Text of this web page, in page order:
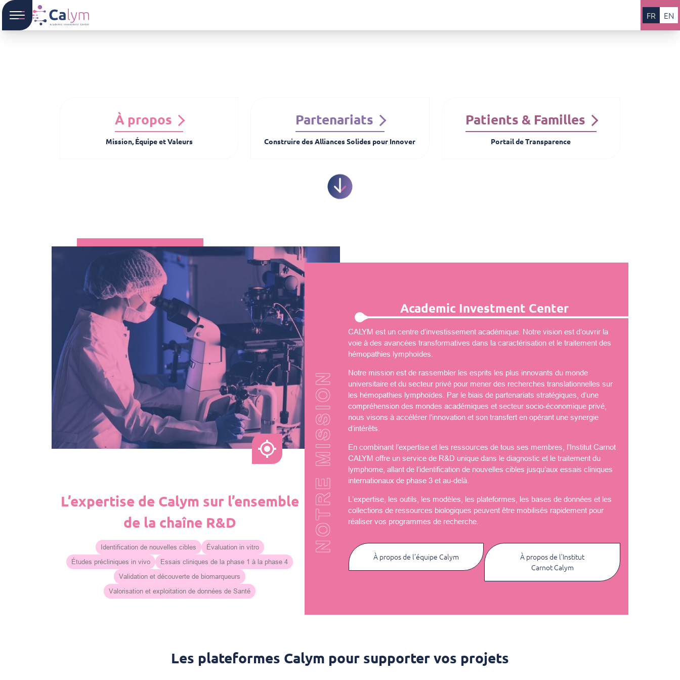
FR EN
À propos
Mission, Équipe et Valeurs
Partenariats
Construire des Alliances Solides pour Innover
Patients & Familles
Portail de Transparence
L’expertise de Calym sur l’ensemble
de la chaîne R&D
Identification de nouvelles cibles
Évaluation in vitro
Études précliniques in vivo
Essais cliniques de la phase 1 à la phase 4
Validation et découverte de biomarqueurs
Valorisation et exploitation de données de Santé
NOTRE MISSION
Academic Investment Center
CALYM est un centre d’investissement académique. Notre vision est d’ouvrir la
voie à des avancées transformatives dans la caractérisation et le traitement des
hémopathies lymphoïdes.
Notre mission est de rassembler les esprits les plus innovants du monde
universitaire et du secteur privé pour mener des recherches translationnelles sur
les hémopathies lymphoïdes. Par le biais de partenariats stratégiques, d’une
compréhension des mondes académiques et secteur socio-économique privé,
nous visons à accélérer l’innovation et son transfert en opérant une synergie
d’intérêts.
En combinant l’expertise et les ressources de tous ses membres, l’Institut Carnot
CALYM offre un service de R&D unique dans le diagnostic et le traitement du
lymphome, allant de l’identification de nouvelles cibles jusqu’aux essais cliniques
internationaux de phase 3 et au-delà.
L’expertise, les outils, les modèles, les plateformes, les bases de données et les
collections de ressources biologiques peuvent être mobilisés rapidement pour
réaliser vos programmes de recherche.
À propos de l’équipe Calym
À propos de l’Institut
Carnot Calym
Les plateformes Calym pour supporter vos projets